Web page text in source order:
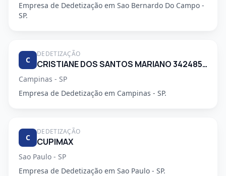
Empresa de Dedetização em Sao Bernardo Do Campo -
SP.
C
DEDETIZAÇÃO
CRISTIANE DOS SANTOS MARIANO 34248553830
Campinas - SP
Empresa de Dedetização em Campinas - SP.
C
DEDETIZAÇÃO
CUPIMAX
Sao Paulo - SP
Empresa de Dedetização em Sao Paulo - SP.